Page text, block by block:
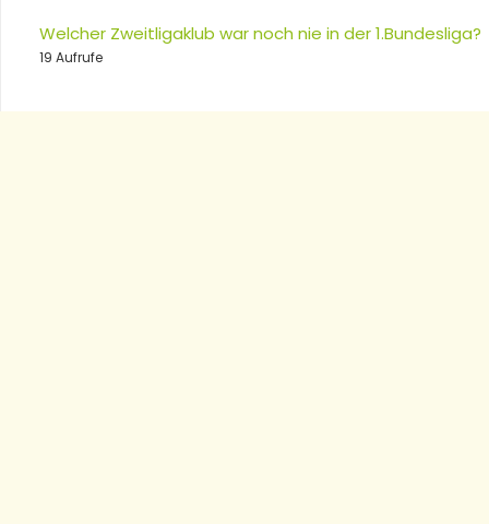
Welcher Zweitligaklub war noch nie in der 1.Bundesliga?
19 Aufrufe